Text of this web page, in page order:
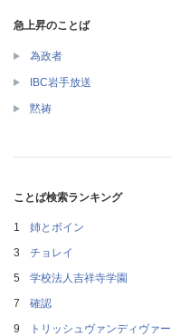
急上昇のことば
為政者
IBC岩手放送
黙祷
ことば検索ランキング
姉とボイン
チョレイ
学校法人吉祥寺学園
確認
トリッシュヴァンディヴァー